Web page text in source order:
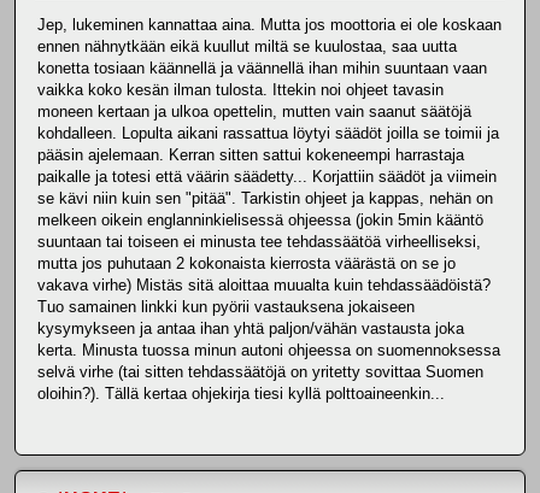
Jep, lukeminen kannattaa aina. Mutta jos moottoria ei ole koskaan
ennen nähnytkään eikä kuullut miltä se kuulostaa, saa uutta
konetta tosiaan käännellä ja väännellä ihan mihin suuntaan vaan
vaikka koko kesän ilman tulosta. Ittekin noi ohjeet tavasin
moneen kertaan ja ulkoa opettelin, mutten vain saanut säätöjä
kohdalleen. Lopulta aikani rassattua löytyi säädöt joilla se toimii ja
pääsin ajelemaan. Kerran sitten sattui kokeneempi harrastaja
paikalle ja totesi että väärin säädetty... Korjattiin säädöt ja viimein
se kävi niin kuin sen "pitää". Tarkistin ohjeet ja kappas, nehän on
melkeen oikein englanninkielisessä ohjeessa (jokin 5min kääntö
suuntaan tai toiseen ei minusta tee tehdassäätöä virheelliseksi,
mutta jos puhutaan 2 kokonaista kierrosta väärästä on se jo
vakava virhe) Mistäs sitä aloittaa muualta kuin tehdassäädöistä?
Tuo samainen linkki kun pyörii vastauksena jokaiseen
kysymykseen ja antaa ihan yhtä paljon/vähän vastausta joka
kerta. Minusta tuossa minun autoni ohjeessa on suomennoksessa
selvä virhe (tai sitten tehdassäätöjä on yritetty sovittaa Suomen
oloihin?). Tällä kertaa ohjekirja tiesi kyllä polttoaineenkin...